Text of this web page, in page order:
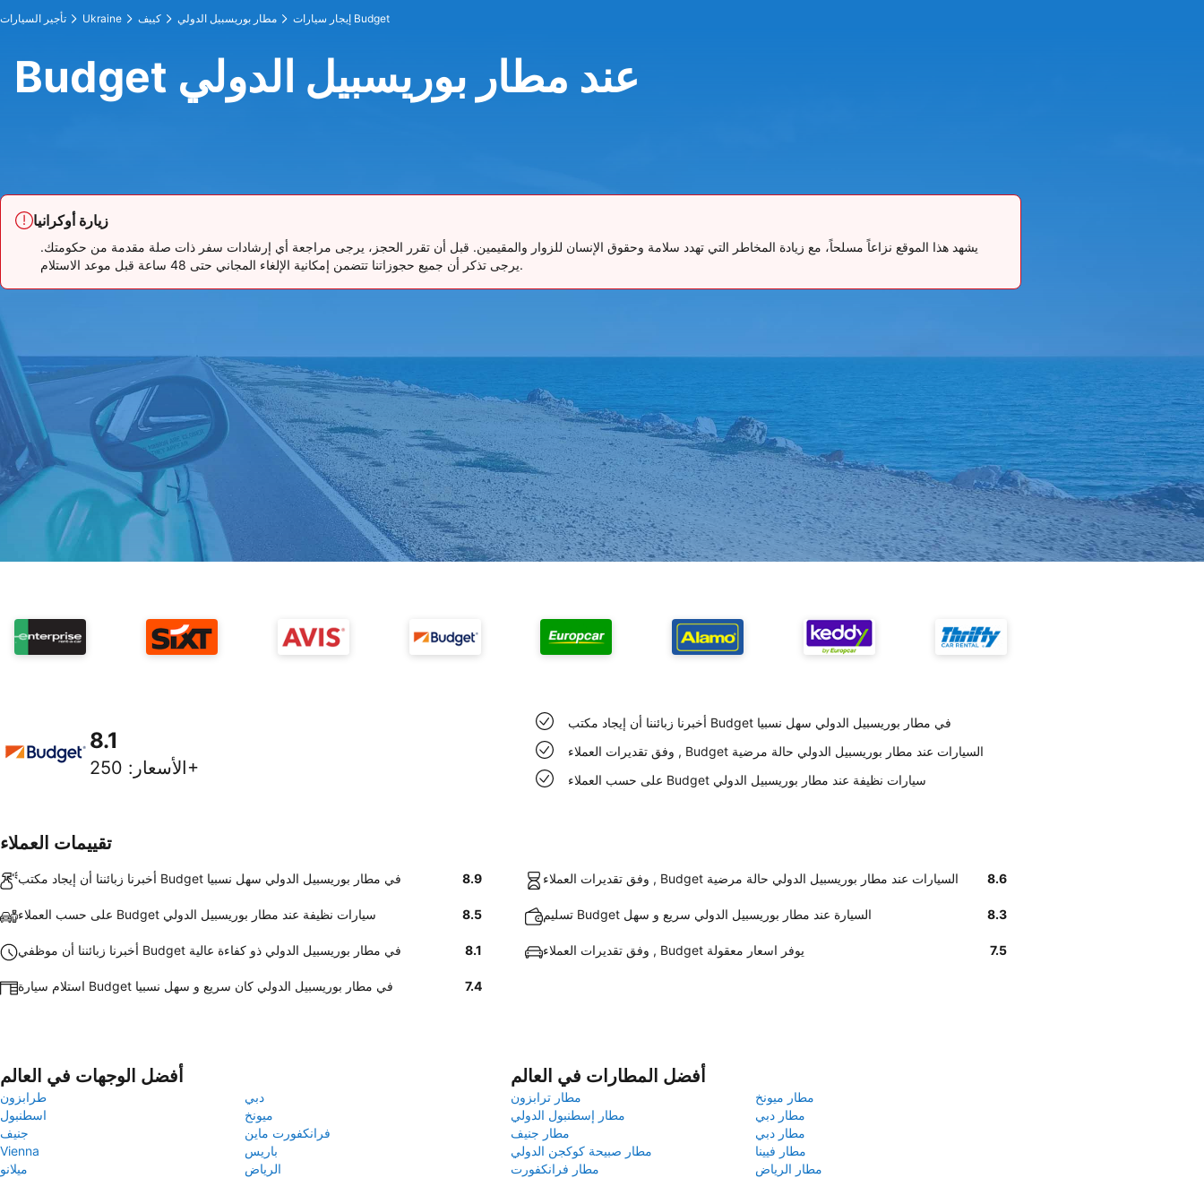
تأجير السيارات Ukraine كييف مطار بوريسبيل الدولي إيجار سيارات Budget
Budget عند مطار بوريسبيل الدولي
زيارة أوكرانيا
يشهد هذا الموقع نزاعاً مسلحاً، مع زيادة المخاطر التي تهدد سلامة وحقوق الإنسان للزوار والمقيمين. قبل أن تقرر الحجز، يرجى مراجعة أي إرشادات سفر ذات صلة مقدمة من حكومتك.
يرجى تذكر أن جميع حجوزاتنا تتضمن إمكانية الإلغاء المجاني حتى 48 ساعة قبل موعد الاستلام.
8.1
الأسعار : 250+
أخبرنا زبائننا أن إيجاد مكتب Budget في مطار بوريسبيل الدولي سهل نسبيا
وفق تقديرات العملاء , Budget السيارات عند مطار بوريسبيل الدولي حالة مرضية
على حسب العملاء Budget سيارات نظيفة عند مطار بوريسبيل الدولي
تقييمات العملاء
أخبرنا زبائننا أن إيجاد مكتب Budget في مطار بوريسبيل الدولي سهل نسبيا 8.9 وفق تقديرات العملاء , Budget السيارات عند مطار بوريسبيل الدولي حالة مرضية 8.6
على حسب العملاء Budget سيارات نظيفة عند مطار بوريسبيل الدولي 8.5 تسليم Budget السيارة عند مطار بوريسبيل الدولي سريع و سهل 8.3
أخبرنا زبائننا أن موظفي Budget في مطار بوريسبيل الدولي ذو كفاءة عالية 8.1 وفق تقديرات العملاء , Budget يوفر اسعار معقولة 7.5
استلام سيارة Budget في مطار بوريسبيل الدولي كان سريع و سهل نسبيا 7.4
أفضل الوجهات في العالم
طرابزون
دبي
اسطنبول
ميونخ
جنيف
فرانكفورت ماين
Vienna
باريس
ميلانو
الرياض
أفضل المطارات في العالم
مطار ترابزون
مطار ميونخ
مطار إسطنبول الدولي
مطار دبي
مطار جنيف
مطار دبي
مطار صبيحة كوكجن الدولي
مطار فيينا
مطار فرانكفورت
مطار الرياض